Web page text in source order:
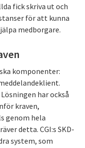
fick skriva ut och
för att kunna
medborgare.
komponenter:
har också
kraven,
genom hela
detta. CGI:s SKD-
system, som